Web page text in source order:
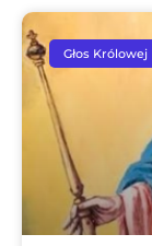
Głos Królowej